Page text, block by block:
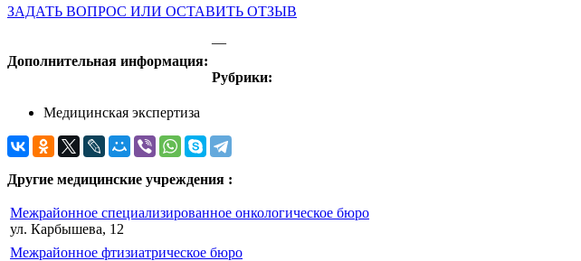
ЗАДАТЬ ВОПРОС ИЛИ ОСТАВИТЬ ОТЗЫВ
Дополнительная информация:
—
Рубрики:
Медицинская экспертиза
Другие медицинские учреждения :
Межрайонное специализированное онкологическое бюро
ул. Карбышева, 12
Межрайонное фтизиатрическое бюро